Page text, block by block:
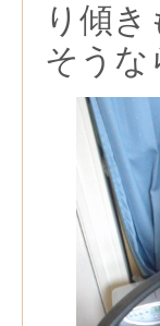
り傾
そうな